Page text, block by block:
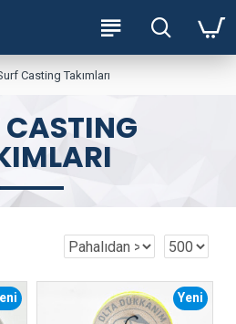
Casting Takımları
CASTING
Yeni